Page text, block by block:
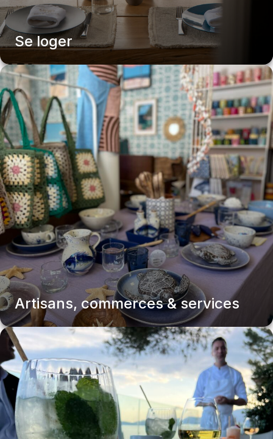
réservation
logement
artisans
commerces
services
vie
info
pratique
utile
alimentation
agence
médical
paramédical
supermarché
numéro
urgence
mode
accessoire
mairie
services
publics
taxi
pharmacie
Se loger
Hébergements
Artisans, commerces & services
Artisans, Commerces, Services